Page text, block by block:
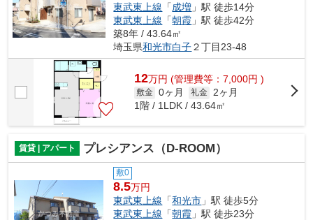
東武東上線 「成増 」駅 徒歩14分
東武東上線 「朝霞 」駅 徒歩42分
築8年 / 43.64㎡
埼玉県和光市白子２丁目23-48
12万円 (管理費等：7,000円 )
敷金 0ヶ月 礼金 2ヶ月
1階 / 1LDK / 43.64㎡
賃貸 | アパート プレシアンス（D-ROOM）
敷0
8.5万円
東武東上線 「和光市 」駅 徒歩5分
東武東上線 「朝霞 」駅 徒歩23分